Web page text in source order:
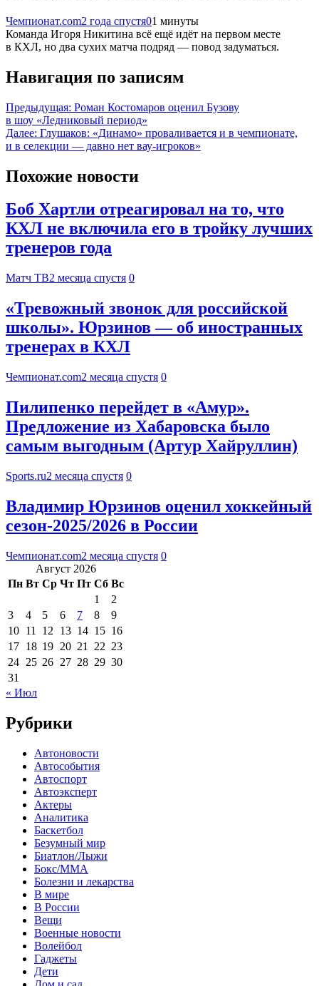
Чемпионат.com2 года спустя01 минуты
Команда Игоря Никитина всё ещё идёт на первом месте
в КХЛ, но два сухих матча подряд — повод задуматься.
Навигация по записям
Предыдущая: Роман Костомаров оценил Бузову
в шоу «Ледниковый период»
Далее: Глушаков: «Динамо» проваливается и в чемпионате,
и в селекции ― давно нет вау‑игроков»
Похожие новости
Боб Хартли отреагировал на то, что
КХЛ не включила его в тройку лучших
тренеров года
Матч ТВ2 месяца спустя 0
«Тревожный звонок для российской
школы». Юрзинов — об иностранных
тренерах в КХЛ
Чемпионат.com2 месяца спустя 0
Пилипенко перейдет в «Амур».
Предложение из Хабаровска было
самым выгодным (Артур Хайруллин)
Sports.ru2 месяца спустя 0
Владимир Юрзинов оценил хоккейный
сезон-2025/2026 в России
Чемпионат.com2 месяца спустя 0
Август 2026
Пн Вт Ср Чт Пт Сб Вс
1
2
3
4 5 6 7 8
9
10 11 12 13 14 15 16
17 18 19 20 21 22 23
24 25 26 27 28 29 30
31
« Июл
Рубрики
Автоновости
Автособытия
Автоспорт
Автоэксперт
Актеры
Аналитика
Баскетбол
Безумный мир
Биатлон/Лыжи
Бокс/MMA
Болезни и лекарства
В мире
В России
Вещи
Военные новости
Волейбол
Гаджеты
Дети